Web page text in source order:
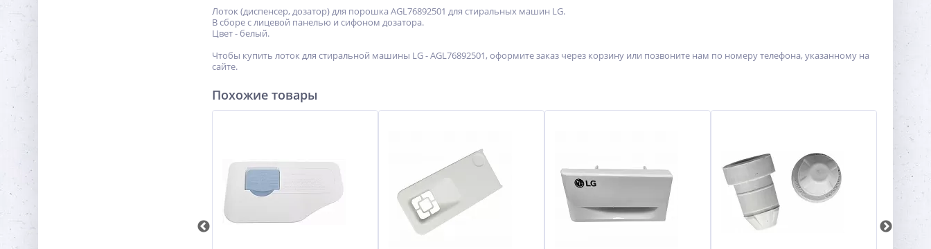
Лоток (диспенсер, дозатор) для порошка AGL76892501 для стиральных машин LG.
В сборе с лицевой панелью и сифоном дозатора.
Цвет - белый.
Чтобы купить лоток для стиральной машины LG - AGL76892501, оформите заказ через корзину или позвоните нам по номеру телефона, указанному на
сайте.
Похожие товары